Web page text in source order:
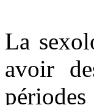
La
avoir